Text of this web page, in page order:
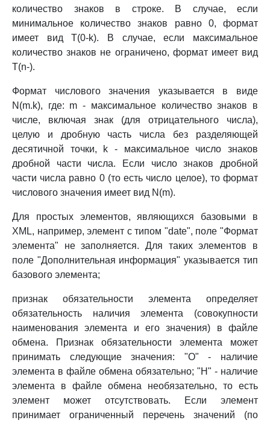
количество знаков в строке. В случае, если
минимальное количество знаков равно 0, формат
имеет вид T(0-k). В случае, если максимальное
количество знаков не ограничено, формат имеет вид
T(n-).
Формат числового значения указывается в виде
N(m.k), где: m - максимальное количество знаков в
числе, включая знак (для отрицательного числа),
целую и дробную часть числа без разделяющей
десятичной точки, k - максимальное число знаков
дробной части числа. Если число знаков дробной
части числа равно 0 (то есть число целое), то формат
числового значения имеет вид N(m).
Для простых элементов, являющихся базовыми в
XML, например, элемент с типом "date", поле "Формат
элемента" не заполняется. Для таких элементов в
поле "Дополнительная информация" указывается тип
базового элемента;
признак обязательности элемента определяет
обязательность наличия элемента (совокупности
наименования элемента и его значения) в файле
обмена. Признак обязательности элемента может
принимать следующие значения: "О" - наличие
элемента в файле обмена обязательно; "Н" - наличие
элемента в файле обмена необязательно, то есть
элемент может отсутствовать. Если элемент
принимает ограниченный перечень значений (по